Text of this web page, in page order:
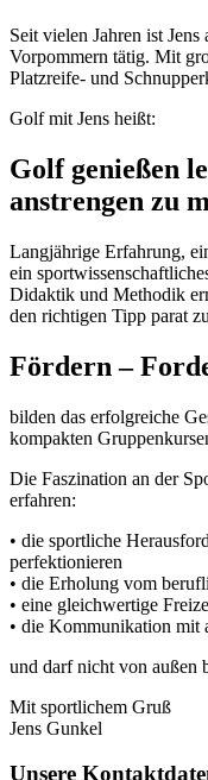
Seit vielen Jahren ist
Vorpommern tätig. Mit
Platzreife- und
Golf mit Jens heißt:
Golf genießen
anstrengen zu
Langjährige Erfahrung,
ein
Didaktik und Methodik
den richtigen Tipp parat
Fördern –
bilden das erfolgreiche
kompakten
Die Faszination an der
erfahren:
• die sportliche
perfektionieren
• die Erholung vom
• eine gleichwertige
• die Kommunikation mit
und darf nicht von außen
Mit sportlichem Gruß
Jens Gunkel
Unsere